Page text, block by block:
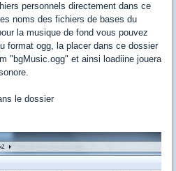
personnels directement dans ce
noms des fichiers de bases du
la musique de fond vous pouvez
format ogg, la placer dans ce dossier
"bgMusic.ogg" et ainsi loadiine jouera
le dossier